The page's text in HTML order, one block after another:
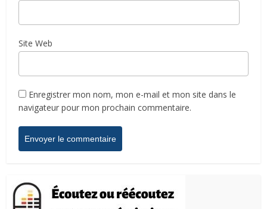
Site Web
Enregistrer mon nom, mon e-mail et mon site dans le
navigateur pour mon prochain commentaire.